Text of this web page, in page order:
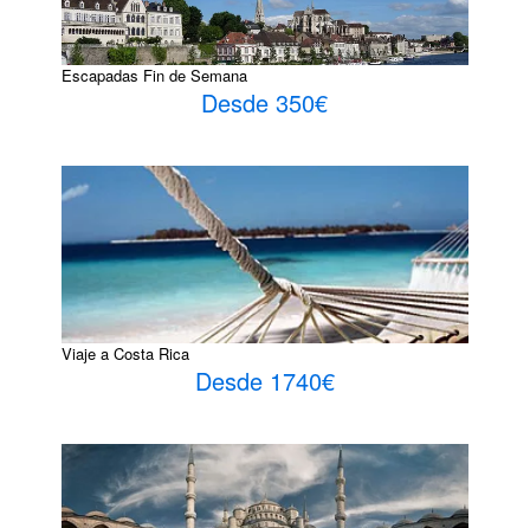
Escapadas Fin de Semana
Desde 350€
Viaje a Costa Rica
Desde 1740€